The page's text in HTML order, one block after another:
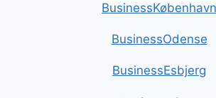
BusinessKøbenhavn
BusinessOdense
BusinessEsbjerg